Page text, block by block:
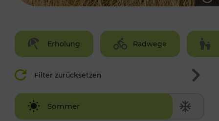
Erholung Radwege
Filter zurücksetzen
Sommer
Winter